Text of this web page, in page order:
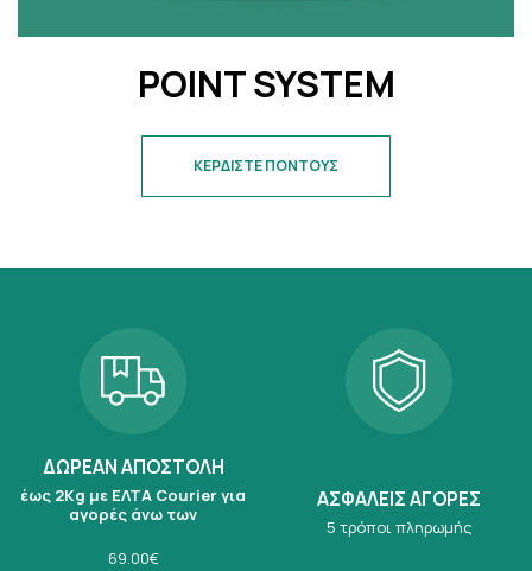
POINT SYSTEM
ΚΕΡΔΙΣΤΕ ΠΟΝΤΟΥΣ
ΔΩΡΕΑΝ ΑΠΟΣΤΟΛΗ
έως 2Kg με ΕΛΤΑ Courier για
αγορές άνω των
69.00€
ΑΣΦΑΛΕΙΣ ΑΓΟΡΕΣ
5 τρόποι πληρωμής